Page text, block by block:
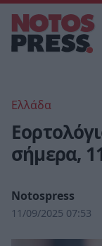
Ελλάδα
σήμερα,
Notospress
11/09/2025 07:53